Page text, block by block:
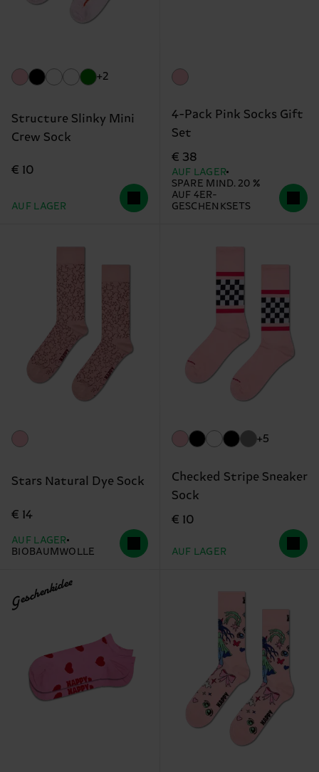
+2
Structure Slinky Mini
Crew Sock
€ 10
AUF LAGER
4-Pack Pink Socks Gift
Set
€ 38
AUF LAGER
SPARE MIND. 20 %
AUF 4ER-
GESCHENKSETS
Stars Natural Dye Sock
€ 14
AUF LAGER
BIOBAUMWOLLE
+5
Checked Stripe Sneaker
Sock
€ 10
AUF LAGER
Geschenkidee